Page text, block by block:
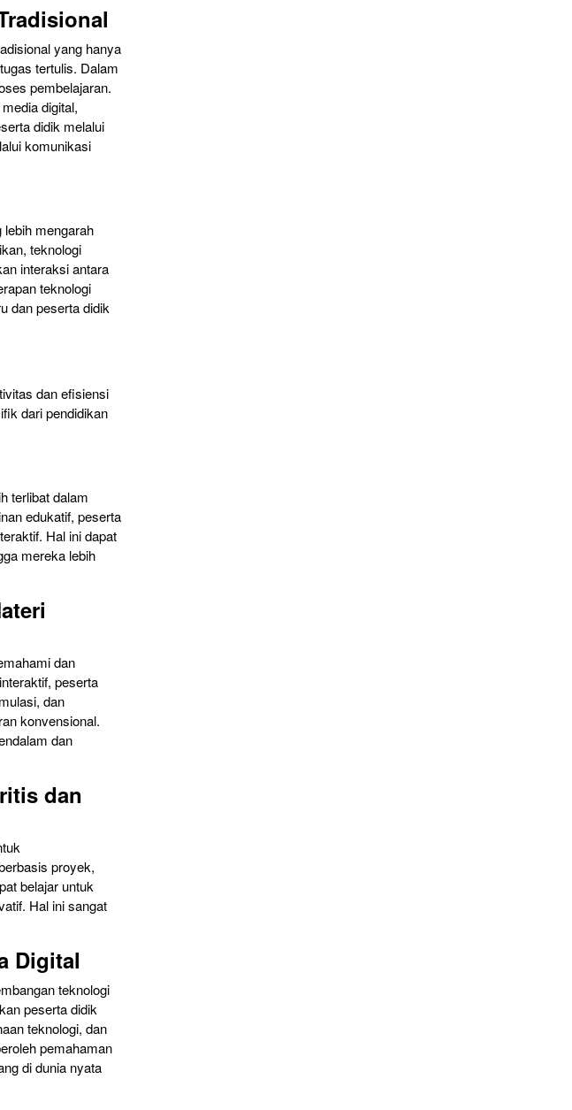
yang hanya
tertulis. Dalam
pembelajaran.
digital,
didik melalui
komunikasi
lebih mengarah
teknologi
interaksi antara
teknologi
dan peserta didik
dan efisiensi
dari pendidikan
terlibat dalam
edukatif, peserta
Hal ini dapat
mereka lebih
dan
peserta
dan
konvensional.
dan
dan
proyek,
belajar untuk
Hal ini sangat
Digital
teknologi
peserta didik
teknologi, dan
pemahaman
di dunia nyata